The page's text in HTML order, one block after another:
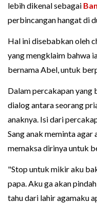
lebih dikenal sebagai
perbincangan hangat di
Hal ini disebabkan oleh
yang mengklaim bahwa
bernama Abel, untuk
Dalam percakapan yang
dialog antara seorang
anaknya. Isi dari
Sang anak meminta agar
memaksa dirinya untuk
"Stop untuk mikir aku
papa. Aku ga akan
tahu dari lahir agamaku